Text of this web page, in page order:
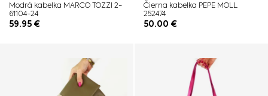
Modrá kabelka MARCO TOZZI 2-
61104-24
59.95€
Čierna kabelka PEPE MOLL
252474
50.00 €